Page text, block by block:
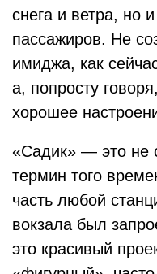
снега и ветра, но
пассажиров. Не
имиджа, как
а, попросту
хорошее
«Садик» — это не
термин того
часть любой
вокзала был
это красивый